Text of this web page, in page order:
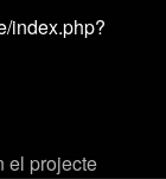
index.php?
el projecte